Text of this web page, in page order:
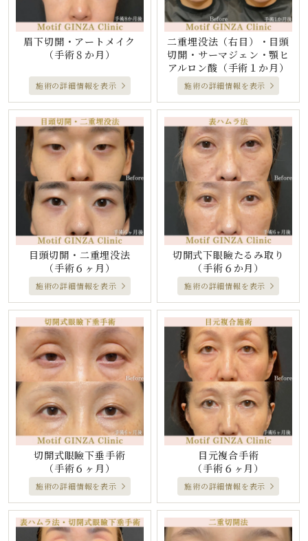
眉下切開・アートメイク
（手術８か月）
施術の詳細情報を表示
二重埋没法（右目）・目頭
切開・サーマジェン・顎ヒ
アルロン酸 （手術１か月）
施術の詳細情報を表示
目頭切開・二重埋没法
（手術６ヶ月）
施術の詳細情報を表示
切開式下眼瞼たるみ取り
（手術６か月）
施術の詳細情報を表示
切開式眼瞼下垂手術
（手術６ヶ月）
施術の詳細情報を表示
目元複合手術
（手術６ヶ月）
施術の詳細情報を表示